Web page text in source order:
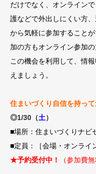
だけでなく、オンライン
護などで外出しにくい方
から気軽に参加すること
加の方もオンライン参加
この機会を利用して、情
えましょう。
住まいづくり自信を持って
◎1/30（土）
■場所：住まいづくりナビ
■定員：［会場・オンライ
★予約受付中！
（参加費無